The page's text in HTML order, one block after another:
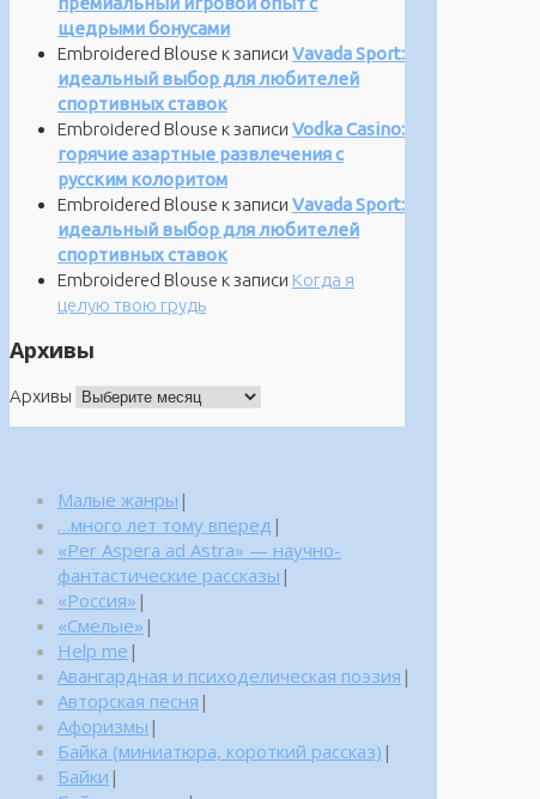
щедрыми бонусами
Embroidered Blouse к записи Vavada Sport:
идеальный выбор для любителей
спортивных ставок
Embroidered Blouse к записи Vodka Casino:
горячие азартные развлечения с
русским колоритом
Embroidered Blouse к записи Vavada Sport:
идеальный выбор для любителей
спортивных ставок
Embroidered Blouse к записи Когда я
целую твою грудь
Архивы
Архивы
Малые жанры |
…много лет тому вперед |
«Per Aspera ad Astra» — научно-
фантастические рассказы |
«Россия» |
«Смелые» |
Help me |
Авангардная и психоделическая поэзия |
Авторская песня |
Афоризмы |
Байка (миниатюра, короткий рассказ) |
Байки |